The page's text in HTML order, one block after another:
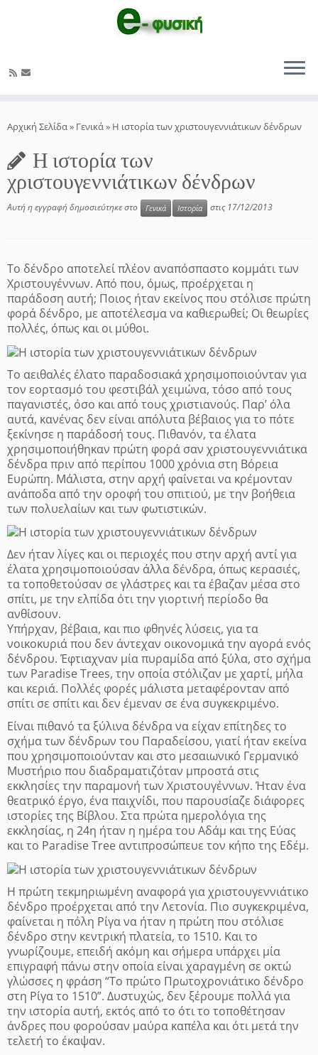
στο
Αρχική Σελίδα» Γενικά» Η ιστορία των χριστουγεννιάτικων δένδρων
Η ιστορία των
χριστουγεννιάτικων δένδρων
Αυτή η εγγραφή δημοσιεύτηκε στο Γενικά Ιστορία στις 17/12/2013
Το δένδρο αποτελεί πλέον αναπόσπαστο κομμάτι των
Χριστουγέννων. Από που, όμως, προέρχεται η
παράδοση αυτή; Ποιος ήταν εκείνος που στόλισε πρώτη
φορά δένδρο, με αποτέλεσμα να καθιερωθεί; Οι θεωρίες
πολλές, όπως και οι μύθοι.
Το αειθαλές έλατο παραδοσιακά χρησιμοποιούνταν για
τον εορτασμό του φεστιβάλ χειμώνα, τόσο από τους
παγανιστές, όσο και από τους χριστιανούς. Παρ’ όλα
αυτά, κανένας δεν είναι απόλυτα βέβαιος για το πότε
ξεκίνησε η παράδοσή τους. Πιθανόν, τα έλατα
χρησιμοποιήθηκαν πρώτη φορά σαν χριστουγεννιάτικα
δένδρα πριν από περίπου 1000 χρόνια στη Βόρεια
Ευρώπη. Μάλιστα, στην αρχή φαίνεται να κρέμονταν
ανάποδα από την οροφή του σπιτιού, με την βοήθεια
των πολυελαίων και των φωτιστικών.
Δεν ήταν λίγες και οι περιοχές που στην αρχή αντί για
έλατα χρησιμοποιούσαν άλλα δένδρα, όπως κερασιές,
τα τοποθετούσαν σε γλάστρες και τα έβαζαν μέσα στο
σπίτι, με την ελπίδα ότι την γιορτινή περίοδο θα
ανθίσουν.
Υπήρχαν, βέβαια, και πιο φθηνές λύσεις, για τα
νοικοκυριά που δεν άντεχαν οικονομικά την αγορά ενός
δένδρου. Έφτιαχναν μία πυραμίδα από ξύλα, στο σχήμα
των Paradise Trees, την οποία στόλιζαν με χαρτί, μήλα
και κεριά. Πολλές φορές μάλιστα μεταφέρονταν από
σπίτι σε σπίτι και δεν έμεναν σε ένα συγκεκριμένο.
Είναι πιθανό τα ξύλινα δένδρα να είχαν επίτηδες το
σχήμα των δένδρων του Παραδείσου, γιατί ήταν εκείνα
που χρησιμοποιούνταν και στο μεσαιωνικό Γερμανικό
Μυστήριο που διαδραματιζόταν μπροστά στις
εκκλησίες την παραμονή των Χριστουγέννων. Ήταν ένα
θεατρικό έργο, ένα παιχνίδι, που παρουσίαζε διάφορες
ιστορίες της Βίβλου. Στα πρώτα ημερολόγια της
εκκλησίας, η 24η ήταν η ημέρα του Αδάμ και της Εύας
και το Paradise Tree αντιπροσώπευε τον κήπο της Εδέμ.
Η πρώτη τεκμηριωμένη αναφορά για χριστουγεννιάτικο
δένδρο προέρχεται από την Λετονία. Πιο συγκεκριμένα,
φαίνεται η πόλη Ρίγα να ήταν η πρώτη που στόλισε
δένδρο στην κεντρική πλατεία, το 1510. Και το
γνωρίζουμε, επειδή ακόμη και σήμερα υπάρχει μία
επιγραφή πάνω στην οποία είναι χαραγμένη σε οκτώ
γλώσσες η φράση “Το πρώτο Πρωτοχρονιάτικο δένδρο
στη Ρίγα το 1510”. Δυστυχώς, δεν ξέρουμε πολλά για
την ιστορία αυτή, εκτός από το ότι το τοποθέτησαν
άνδρες που φορούσαν μαύρα καπέλα και ότι μετά την
τελετή το έκαψαν.